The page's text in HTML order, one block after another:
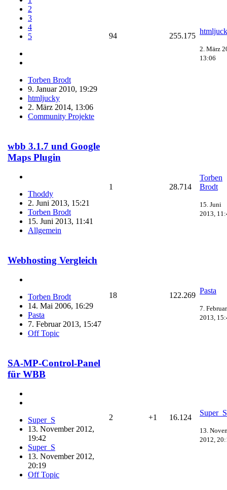
2
3
4
5
Torben Brodt
9. Januar 2010, 19:29
htmljucky
2. März 2014, 13:06
Community Projekte
94 255.175
2. März
13:06
wbb 3.1.7 und Google
Maps Plugin
Thoddy
2. Juni 2013, 15:21
Torben Brodt
15. Juni 2013, 11:41
Allgemein
1 28.714
Torben
Brodt
15. Juni
2013,
Webhosting Vergleich
Torben Brodt
14. Mai 2006, 16:29
Pasta
7. Februar 2013, 15:47
Off Topic
18 122.269
Pasta
7. Februar
2013,
SA-MP-Control-Panel
für WBB
Super_S
13. November 2012,
19:42
Super_S
13. November 2012,
20:19
Off Topic
2 +1 16.124
Super_S
13.
2012,